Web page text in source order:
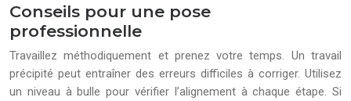
Conseils pour une pose
professionnelle
Travaillez méthodiquement et prenez votre temps. Un travail
précipité peut entraîner des erreurs difficiles à corriger. Utilisez
un niveau à bulle pour vérifier l’alignement à chaque étape. Si